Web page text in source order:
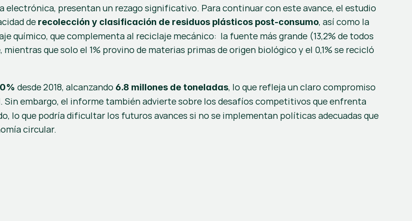
presentan un rezago significativo. Para continuar con este avance, el estudio
de recolección y clasificación de residuos plásticos post-consumo, así como la
químico, que complementa al reciclaje mecánico:  la fuente más grande (13,2% de todos
que solo el 1% provino de materias primas de origen biológico y el 0,1% se recicló
desde 2018, alcanzando 6.8 millones de toneladas, lo que refleja un claro compromiso
. Sin embargo, el informe también advierte sobre los desafíos competitivos que enfrenta
lo que podría dificultar los futuros avances si no se implementan políticas adecuadas que
circular.